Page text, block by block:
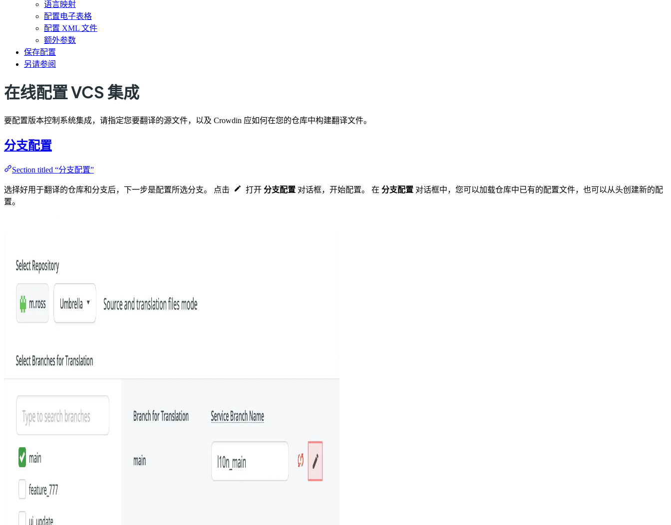
语言映射
配置电子表格
配置 XML 文件
额外参数
保存配置
另请参阅
在线配置 VCS 集成
要配置版本控制系统集成，请指定您要翻译的源文件，以及 Crowdin 应如何在您的仓库中构建翻译文件。
分支配置
Section titled “分支配置”
选择好用于翻译的仓库和分支后，下一步是配置所选分支。 点击 打开 分支配置 对话框，开始配置。 在 分支配置 对话框中，您可以加载仓库中已有的配置文件，也可以从头创建新的配
置。